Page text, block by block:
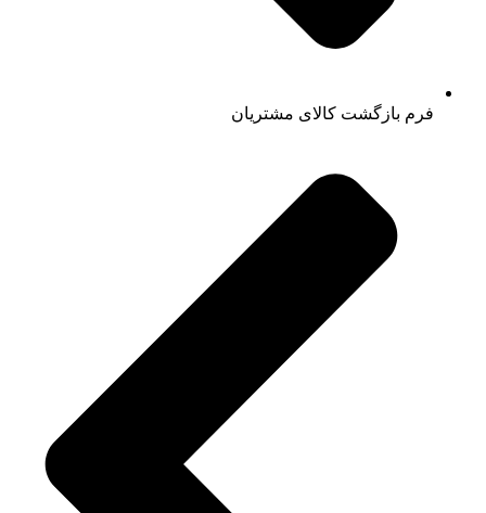
فرم بازگشت کالای مشتریان